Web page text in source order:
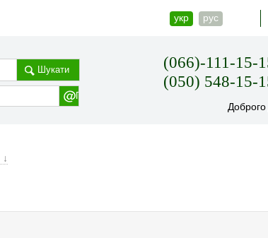
укр рус
Шукати
(066)-111-15-
(050) 548-15-
↓